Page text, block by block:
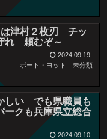
津村２枚刃 チッ
れ 頼むぞ～
2024.09.19
ボート・ヨット
未分類
しい でも県職員も
クも兵庫県立総合
2024.09.10